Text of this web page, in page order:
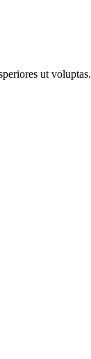
ut voluptas.